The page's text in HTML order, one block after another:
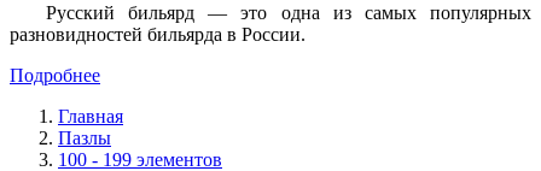
Русский бильярд — это одна из самых популярных
разновидностей бильярда в России.
Подробнее
Главная
Пазлы
100 - 199 элементов